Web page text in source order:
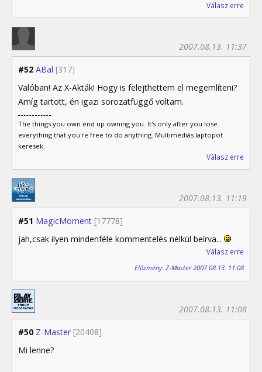
Válasz erre
#52 ABal [317]
2007.08.13. 11:37
Valóban! Az X-Akták! Hogy is felejthettem el megemlíteni?
Amíg tartott, én igazi sorozatfüggő voltam.
The things you own end up owning you. It's only after you lose
everything that you're free to do anything. Multimédiás laptopot
keresek.
Válasz erre
#51 MagicMoment [17778]
2007.08.13. 11:19
jah,csak ilyen mindenféle kommentelés nélkül beírva...
Válasz erre
Előzmény: Z-Master 2007.08.13. 11:08
#50 Z-Master [20408]
2007.08.13. 11:08
Mi lenne?